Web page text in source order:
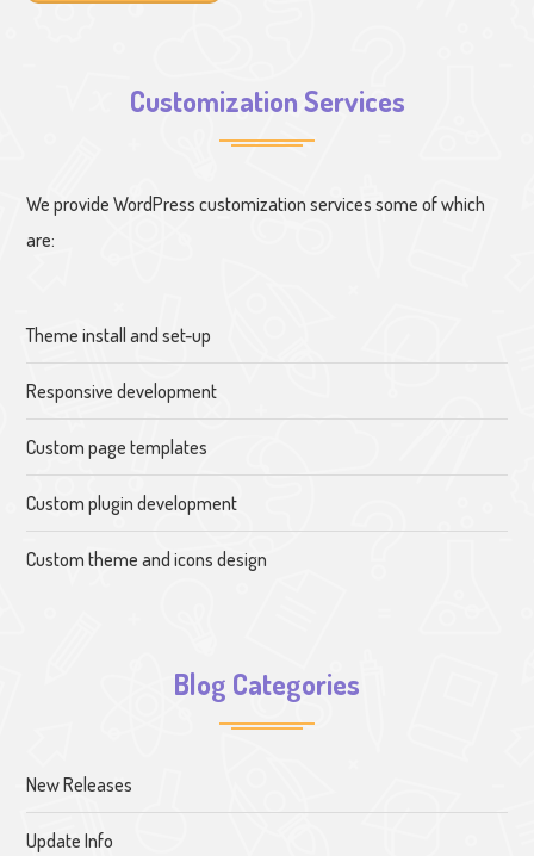
Customization Services
We provide WordPress customization services some of which
are:
Theme install and set-up
Responsive development
Custom page templates
Custom plugin development
Custom theme and icons design
Blog Categories
New Releases
Update Info